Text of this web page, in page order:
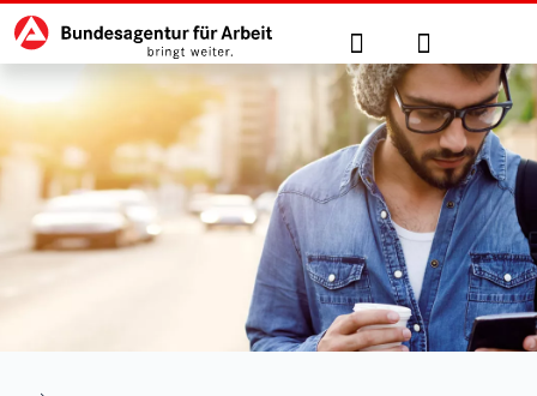
zu den Hauptinhalten springen
Hauptnavigation Suche Anmelden